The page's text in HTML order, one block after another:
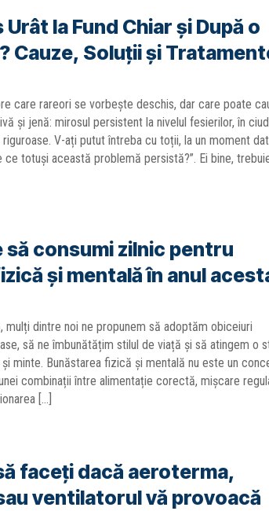
Urât la Fund Chiar și După o
Cauze, Soluții și
care rareori se vorbește deschis, dar care poate
și jenă: mirosul persistent la nivelul fesierilor, în
V-ați putut întreba cu toții, la un moment
totuși această problemă persistă?”. Ei bine,
să consumi zilnic pentru
și mentală în anul
mulți dintre noi ne propunem să adoptăm obiceiuri
să ne îmbunătățim stilul de viață și să atingem o
minte. Bunăstarea fizică și mentală nu este un
combinații între alimentație corectă, mișcare
[…]
faceți dacă aeroterma,
ventilatorul vă provoacă